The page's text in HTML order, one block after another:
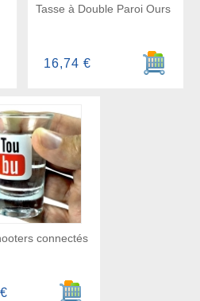
au panier
Tasse à Double Paroi Ours
Ajouter
16,74 €
connectés
Ajouter au panier